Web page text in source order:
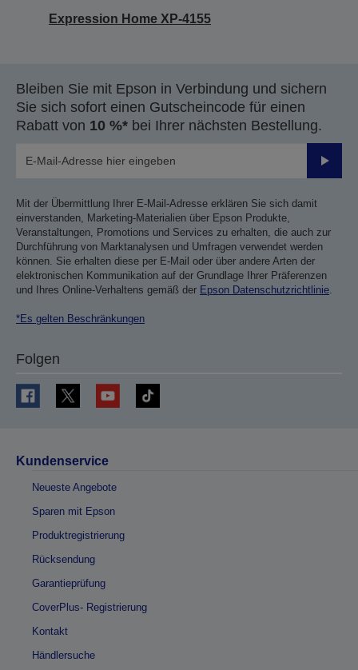
Expression Home XP-4155
Bleiben Sie mit Epson in Verbindung und sichern
Sie sich sofort einen Gutscheincode für einen
Rabatt von 10 %* bei Ihrer nächsten Bestellung.
Mit der Übermittlung Ihrer E-Mail-Adresse erklären Sie sich damit
einverstanden, Marketing-Materialien über Epson Produkte,
Veranstaltungen, Promotions und Services zu erhalten, die auch zur
Durchführung von Marktanalysen und Umfragen verwendet werden
können. Sie erhalten diese per E-Mail oder über andere Arten der
elektronischen Kommunikation auf der Grundlage Ihrer Präferenzen
und Ihres Online-Verhaltens gemäß der Epson Datenschutzrichtlinie.
*Es gelten Beschränkungen
Folgen
Kundenservice
Neueste Angebote
Sparen mit Epson
Produktregistrierung
Rücksendung
Garantieprüfung
CoverPlus- Registrierung
Kontakt
Händlersuche